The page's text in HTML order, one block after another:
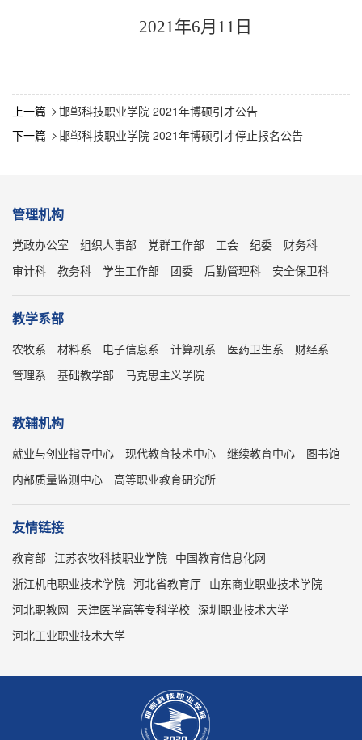
2021年6月11日
上一篇  邯郸科技职业学院 2021年博硕引才公告
下一篇  邯郸科技职业学院 2021年博硕引才停止报名公告
管理机构
党政办公室 组织人事部 党群工作部 工会 纪委
财务科
审计科
教务科 学生工作部 团委 后勤管理科 安全保卫科
教学系部
农牧系 材料系 电子信息系 计算机系 医药卫生系
财经系
管理系
基础教学部 马克思主义学院
教辅机构
就业与创业指导中心 现代教育技术中心 继续教育中心
图书馆
内部质量监测中心
高等职业教育研究所
友情链接
教育部 江苏农牧科技职业学院 中国教育信息化网
浙江机电职业技术学院 河北省教育厅 山东商业职业技术学院
河北职教网 天津医学高等专科学校 深圳职业技术大学
河北工业职业技术大学